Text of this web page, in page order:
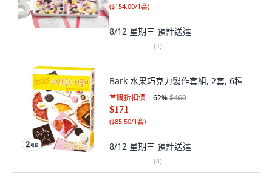
($154.00/1套)
8/12 星期三 預計送達
(4)
Bark 水果巧克力製作套組, 2套, 6種
首購折扣價 62%$460
$171
($85.50/1套)
8/12 星期三 預計送達
(3)